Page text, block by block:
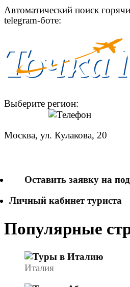
Автоматический поиск
telegram-боте:
Выберите регион:
Москва, ул. Кулакова, 20
Оставить заявку на
Личный кабинет туриста
Популярные
Италия